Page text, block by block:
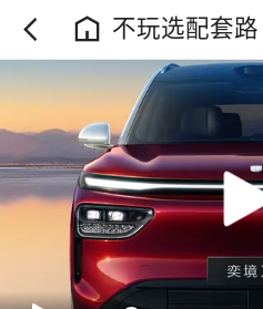
不玩选配套路
满配华为乾